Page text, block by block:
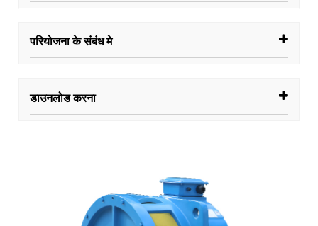
परियोजना के संबंध मे
डाउनलोड करना